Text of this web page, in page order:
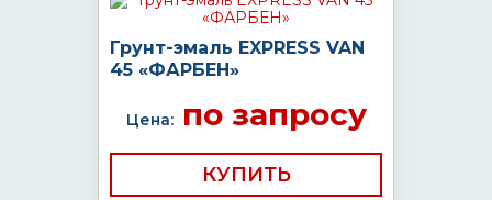
Грунт-эмаль EXPRESS VAN
45 «ФАРБЕН»
Цена:по запросу
КУПИТЬ